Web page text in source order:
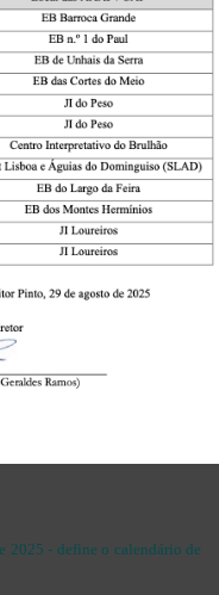
2025 - define o calendário de